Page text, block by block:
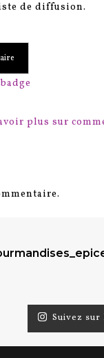
de diffusion.
plus sur
Suivez sur